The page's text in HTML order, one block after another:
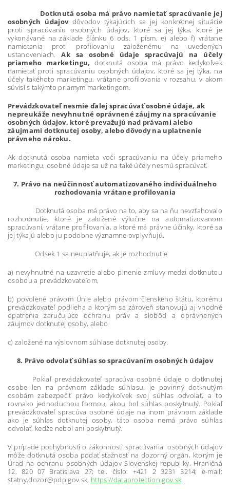
Dotknutá osoba má právo namietať spracúvanie jej
osobných údajovdôvodov týkajúcich sa jej konkrétnej situácie
proti spracúvaniu osobných údajov, ktoré sa jej týka, ktoré je
vykonávané na základe článku 6 ods. 1 písm. e) alebo f) vrátane
namietania proti profilovaniu založenému na uvedených
ustanoveniach.Ak sa osobné údaje spracúvajú na účely
priameho marketingu, dotknutá osoba má právo kedykoľvek
namietať proti spracúvaniu osobných údajov, ktoré sa jej týka, na
účely takéhoto marketingu, vrátane profilovania v rozsahu, v akom
súvisí s takýmto priamym marketingom.
Prevádzkovateľnesmie ďalej spracúvať osobné údaje, ak
nepreukáže nevyhnutné oprávnené záujmy na spracúvanie
osobných údajov, ktoré prevažujú nad právami alebo
záujmami dotknutej osoby, alebo dôvody na uplatnenie
právneho nároku.
Ak dotknutá osoba namieta voči spracúvaniu na účely priameho
marketingu, osobné údaje sa už na také účely nesmú spracúvať.
7. Právo na neúčinnosť automatizovaného individuálneho
rozhodovania vrátane profilovania
Dotknutá osoba má právo na to, aby sa na ňu nevzťahovalo
rozhodnutie, ktoré je založené výlučne na automatizovanom
spracúvaní, vrátane profilovania, a ktoré má právne účinky, ktoré sa
jej týkajú alebo ju podobne významne ovplyvňujú.
Odsek 1 sa neuplatňuje, ak je rozhodnutie:
a) nevyhnutné na uzavretie alebo plnenie zmluvy medzi dotknutou
osobou a prevádzkovateľom,
b) povolené právom Únie alebo právom členského štátu, ktorému
prevádzkovateľ podlieha a ktorým sa zároveň stanovujú aj vhodné
opatrenia zaručujúce ochranu práv a slobôd a oprávnených
záujmov dotknutej osoby, alebo
c) založené na výslovnom súhlase dotknutej osoby.
8. Právo odvolať súhlas so spracúvaním osobných údajov
Pokiaľ prevádzkovateľ spracúva osobné údaje o dotknutej
osobe len na právnom základe súhlasu, je povinný dotknutým
osobám zabezpečiť právo kedykoľvek svoj súhlas odvolať, a to
rovnako jednoduchou formou, akou bol súhlas poskytnutý. Pokiaľ
prevádzkovateľ spracúva osobné údaje na inom právnom základe
ako je súhlas dotknutej osoby, táto osoba nemá právo súhlas
odvolať, keďže nebol ani poskytnutý.
V prípade pochybnosti o zákonnosti spracúvania osobných údajov
môže dotknutá osoba podať sťažnosť na dozorný orgán, ktorým je
Úrad na ochranu osobných údajov Slovenskej republiky, Hraničná
12, 820 07 Bratislava 27; tel. číslo: +421 2 3231 3214; e-mail:
statny.dozor@pdp.gov.sk, https://dataprotection.gov.sk.